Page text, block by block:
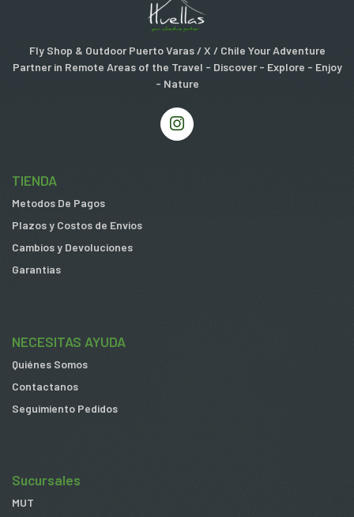
Fly Shop & Outdoor Puerto Varas / X / Chile Your Adventure
Partner in Remote Areas of the Travel - Discover - Explore - Enjoy
- Nature
TIENDA
Metodos De Pagos
Plazos y Costos de Envios
Cambios y Devoluciones
Garantias
NECESITAS AYUDA
Quiénes Somos
Contactanos
Seguimiento Pedidos
Sucursales
MUT